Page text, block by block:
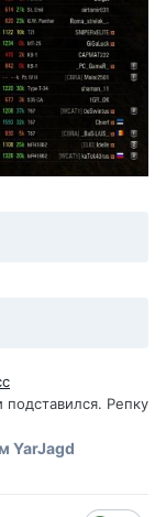
подставился. Репку
YarJagd